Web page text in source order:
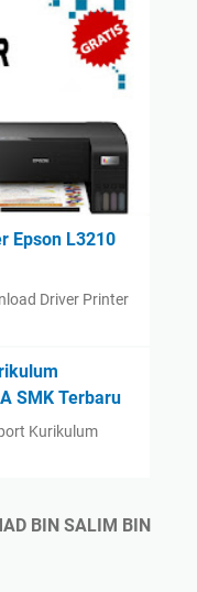
Epson L3210
Driver Printer
SMK Terbaru
Kurikulum
BIN SALIM BIN